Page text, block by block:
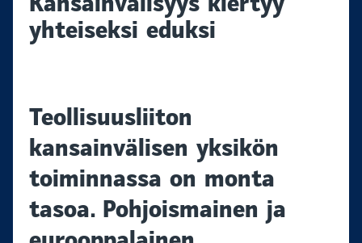
yhteiseksi eduksi
Teollisuusliiton
kansainvälisen yksikön
toiminnassa on monta
tasoa. Pohjoismainen ja